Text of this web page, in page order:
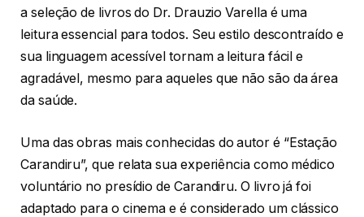
a seleção de livros do Dr. Drauzio Varella é uma
leitura essencial para todos. Seu estilo descontraído e
sua linguagem acessível tornam a leitura fácil e
agradável, mesmo para aqueles que não são da área
da saúde.
Uma das obras mais conhecidas do autor é “Estação
Carandiru”, que relata sua experiência como médico
voluntário no presídio de Carandiru. O livro já foi
adaptado para o cinema e é considerado um clássico